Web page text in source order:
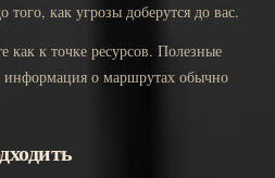
того, как угрозы доберутся до вас.
как к точке ресурсов. Полезные
информация о маршрутах обычно